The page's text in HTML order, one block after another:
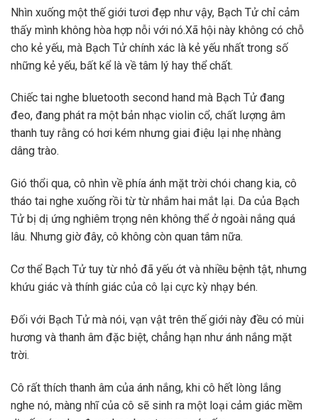
Nhìn xuống một thế giới tươi đẹp như vậy, Bạch Tử chỉ cảm
thấy mình không hòa hợp nỗi với nó.Xã hội này không có chỗ
cho kẻ yếu, mà Bạch Tử chính xác là kẻ yếu nhất trong số
những kẻ yếu, bất kể là về tâm lý hay thể chất.
Chiếc tai nghe bluetooth second hand mà Bạch Tử đang
đeo, đang phát ra một bản nhạc violin cổ, chất lượng âm
thanh tuy rằng có hơi kém nhưng giai điệu lại nhẹ nhàng
dâng trào.
Gió thổi qua, cô nhìn về phía ánh mặt trời chói chang kia, cô
tháo tai nghe xuống rồi từ từ nhắm hai mắt lại. Da của Bạch
Tử bị dị ứng nghiêm trọng nên không thể ở ngoài nắng quá
lâu. Nhưng giờ đây, cô không còn quan tâm nữa.
Cơ thể Bạch Tử tuy từ nhỏ đã yếu ớt và nhiều bệnh tật, nhưng
khứu giác và thính giác của cô lại cực kỳ nhạy bén.
Đối với Bạch Tử mà nói, vạn vật trên thế giới này đều có mùi
hương và thanh âm đặc biệt, chẳng hạn như ánh nắng mặt
trời.
Cô rất thích thanh âm của ánh nắng, khi cô hết lòng lắng
nghe nó, màng nhĩ của cô sẽ sinh ra một loại cảm giác mềm